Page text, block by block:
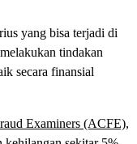
yang bisa terjadi di
tindakan
secara finansial
Examiners (ACFE),